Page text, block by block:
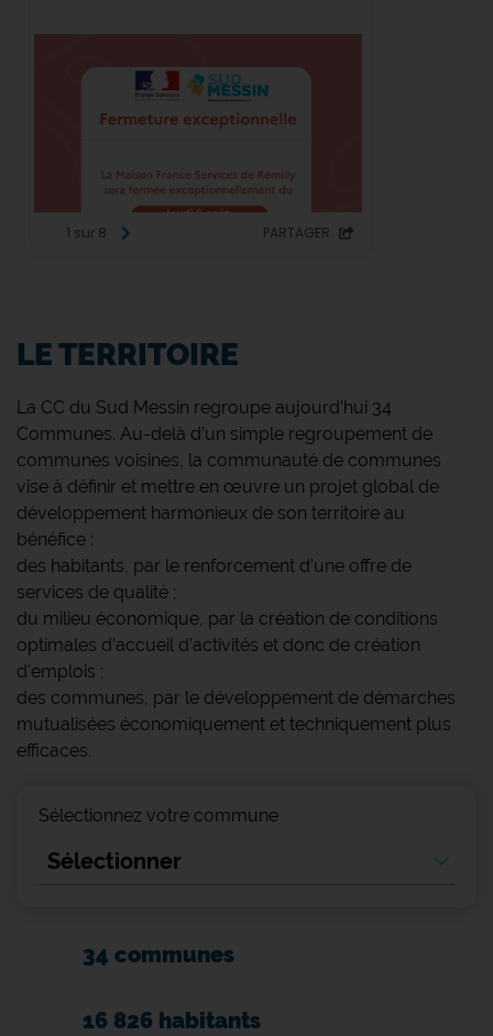
LE TERRITOIRE
La CC du Sud Messin regroupe aujourd’hui 34
Communes. Au-delà d’un simple regroupement de
communes voisines, la communauté de communes
vise à définir et mettre en œuvre un projet global de
développement harmonieux de son territoire au
bénéfice :
des habitants, par le renforcement d’une offre de
services de qualité ;
du milieu économique, par la création de conditions
optimales d’accueil d’activités et donc de création
d’emplois ;
des communes, par le développement de démarches
mutualisées économiquement et techniquement plus
efficaces.
Sélectionnez votre commune
34 communes
16 826 habitants